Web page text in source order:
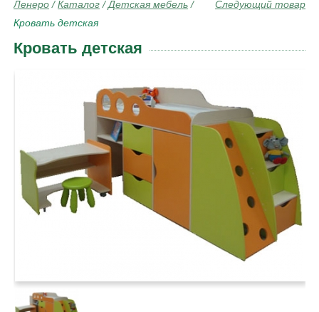
Следующий товар
Ленеро /Каталог /Детская мебель /
Кровать детская
Кровать детская